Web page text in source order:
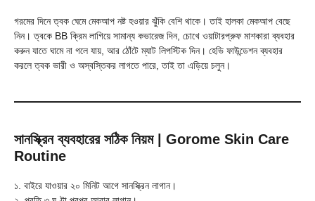
গরমের দিনে ত্বক ঘেমে মেকআপ নষ্ট হওয়ার ঝুঁকি বেশি থাকে। তাই হালকা মেকআপ বেছে
নিন। ত্বকে BB ক্রিম লাগিয়ে সামান্য কভারেজ দিন, চোখে ওয়াটারপ্রুফ মাশকারা ব্যবহার
করুন যাতে ঘামে না গলে যায়, আর ঠোঁটে ম্যাট লিপস্টিক দিন। হেভি ফাউন্ডেশন ব্যবহার
করলে ত্বক ভারী ও অস্বস্তিকর লাগতে পারে, তাই তা এড়িয়ে চলুন।
সানস্ক্রিন ব্যবহারের সঠিক নিয়ম| Gorome Skin Care
Routine
১. বাইরে যাওয়ার ২০ মিনিট আগে সানস্ক্রিন লাগান।